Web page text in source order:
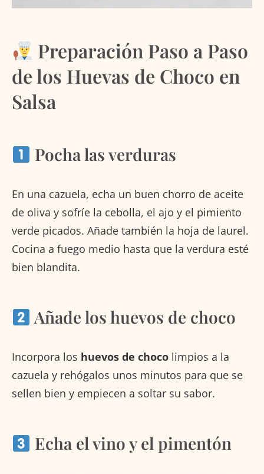
Preparación Paso a Paso
de los Huevas de Choco en
Salsa
Pocha las verduras
En una cazuela, echa un buen chorro de aceite
de oliva y sofríe la cebolla, el ajo y el pimiento
verde picados. Añade también la hoja de laurel.
Cocina a fuego medio hasta que la verdura esté
bien blandita.
Añade los huevos de choco
Incorpora los huevos de choco limpios a la
cazuela y rehógalos unos minutos para que se
sellen bien y empiecen a soltar su sabor.
Echa el vino y el pimentón